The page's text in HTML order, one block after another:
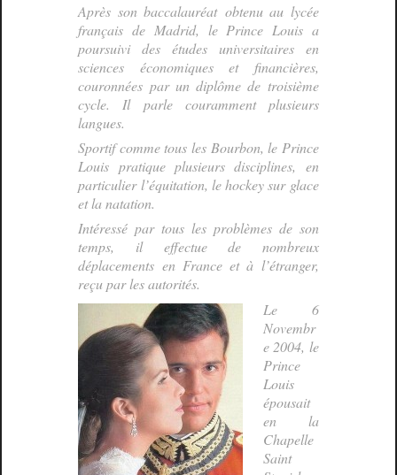
Après son baccalauréat obtenu au lycée
français de Madrid, le Prince Louis a
poursuivi des études universitaires en
sciences économiques et financières,
couronnées par un diplôme de troisième
cycle. Il parle couramment plusieurs
langues.
Sportif comme tous les Bourbon, le Prince
Louis pratique plusieurs disciplines, en
particulier l’équitation, le hockey sur glace
et la natation.
Intéressé par tous les problèmes de son
temps, il effectue de nombreux
déplacements en France et à l’étranger,
reçu par les autorités.
Le 6
Novembr
e 2004, le
Prince
Louis
épousait
en la
Chapelle
Saint